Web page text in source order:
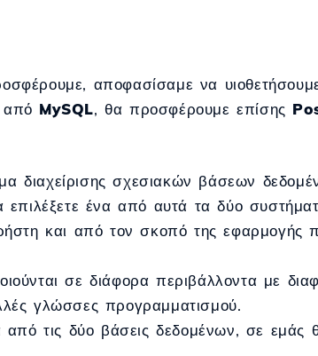
αποφασίσαμε να
από MySQL, θα προσφέρουμε επίσης
διαχείρισης σχεσιακών βάσεων
επιλέξετε ένα από αυτά τα δύο
και από τον σκοπό της εφαρμογής
σε διάφορα περιβάλλοντα με
γλώσσες προγραμματισμού.
τις δύο βάσεις δεδομένων, σε εμάς